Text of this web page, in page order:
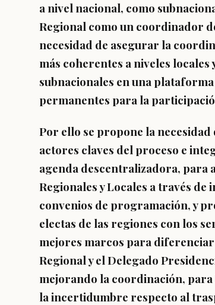
a nivel nacional, como
Regional como un coordinador
necesidad de asegurar la
más coherentes a niveles
subnacionales en una
permanentes para la
Por ello se propone la
actores claves del proceso e
agenda descentralizadora, para
Regionales y Locales a través
convenios de programación, y
electas de las regiones con los
mejores marcos para
Regional y el Delegado
mejorando la coordinación,
la incertidumbre respecto al